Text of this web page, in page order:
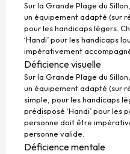
Sur la Grande Plage du
un équipement adapté (sur
pour les handicaps légers.
‘Handi’ pour les handicaps
impérativement
Déficience visuelle
Sur la Grande Plage du
un équipement adapté (sur
simple, pour les handicaps
prédisposé ‘Handi’ pour les
personne doit être
personne valide.
Déficience mentale